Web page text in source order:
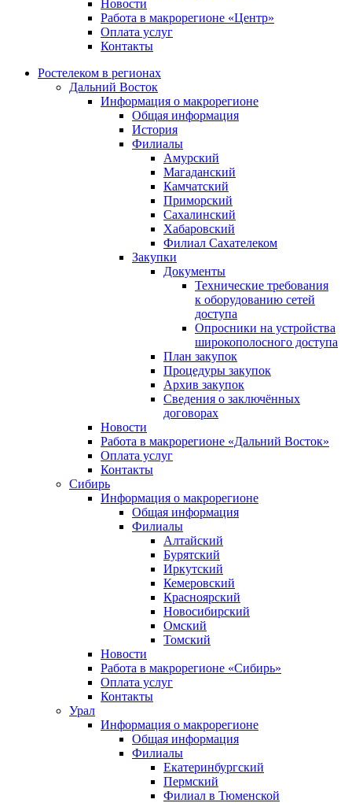
Новости
Работа в макрорегионе «Центр»
Оплата услуг
Контакты
Ростелеком в регионах
Дальний Восток
Информация о макрорегионе
Общая информация
История
Филиалы
Амурский
Магаданский
Камчатский
Приморский
Сахалинский
Хабаровский
Филиал Сахателеком
Закупки
Документы
Технические требования
к оборудованию сетей
доступа
Опросники на устройства
широкополосного доступа
План закупок
Процедуры закупок
Архив закупок
Сведения о заключённых
договорах
Новости
Работа в макрорегионе «Дальний Восток»
Оплата услуг
Контакты
Сибирь
Информация о макрорегионе
Общая информация
Филиалы
Алтайский
Бурятский
Иркутский
Кемеровский
Красноярский
Новосибирский
Омский
Томский
Новости
Работа в макрорегионе «Сибирь»
Оплата услуг
Контакты
Урал
Информация о макрорегионе
Общая информация
Филиалы
Екатеринбургский
Пермский
Филиал в Тюменской